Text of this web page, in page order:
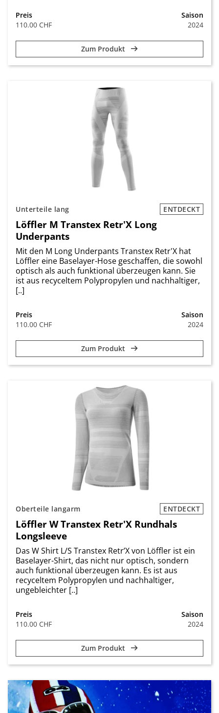
Preis
110.00 CHF
Saison
2024
Zum Produkt
Unterteile lang ENTDECKT
Löffler M Transtex Retr'X Long
Underpants
Mit den M Long Underpants Transtex Retr'X hat
Löffler eine Baselayer-Hose geschaffen, die sowohl
optisch als auch funktional überzeugen kann. Sie
ist aus recyceltem Polypropylen und nachhaltiger,
[..]
Preis
110.00 CHF
Saison
2024
Zum Produkt
Oberteile langarm ENTDECKT
Löffler W Transtex Retr'X Rundhals
Longsleeve
Das W Shirt L/S Transtex Retr’X von Löffler ist ein
Baselayer-Shirt, das nicht nur optisch, sondern
auch funktional überzeugen kann. Es ist aus
recyceltem Polypropylen und nachhaltiger,
ungebleichter [..]
Preis
110.00 CHF
Saison
2024
Zum Produkt